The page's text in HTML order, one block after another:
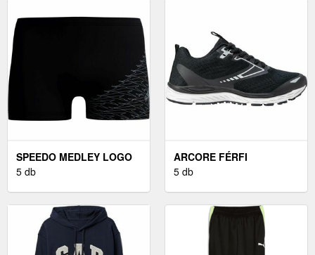
SPEEDO MEDLEY LOGO
FÉRFI ÚSZÓNADRÁG,
5 db
ARCORE FÉRFI
FUTÓCIPŐ FÉRFI
5 db